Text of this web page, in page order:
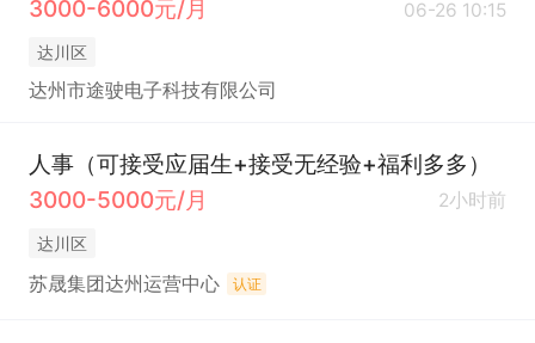
3000-6000元/月
06-26 10:15
达川区
达州市途驶电子科技有限公司
人事（可接受应届生+接受无经验+福利多多）
3000-5000元/月
2小时前
达川区
苏晟集团达州运营中心 认证